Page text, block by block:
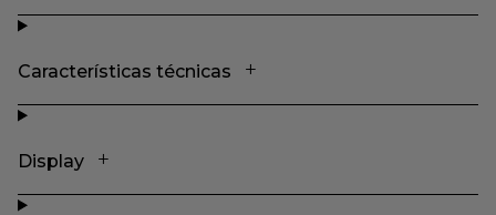
Características técnicas
Display